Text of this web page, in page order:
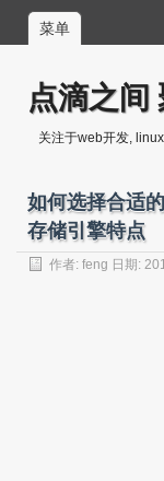
菜单
点滴之间
关注于web开发,
如何选择合适
存储引擎特点
作者: feng 日期: